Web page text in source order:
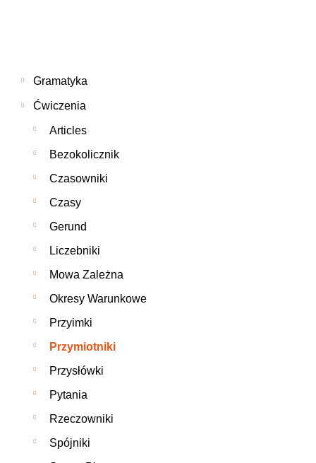
Gramatyka
Ćwiczenia
Articles
Bezokolicznik
Czasowniki
Czasy
Gerund
Liczebniki
Mowa Zależna
Okresy Warunkowe
Przyimki
Przymiotniki
Przysłówki
Pytania
Rzeczowniki
Spójniki